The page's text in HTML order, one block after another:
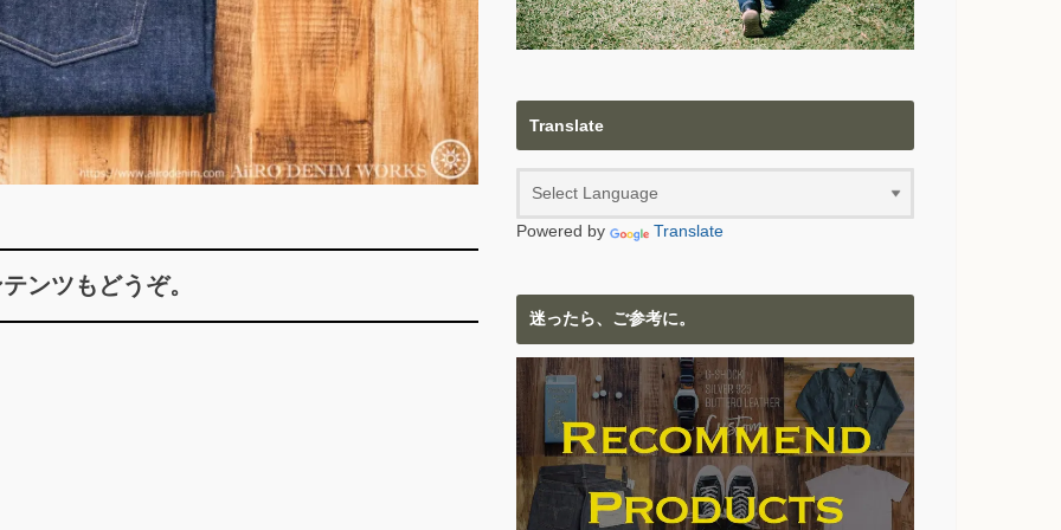
ンツもどうぞ。
Translate
Powered by Translate
迷ったら、ご参考に。